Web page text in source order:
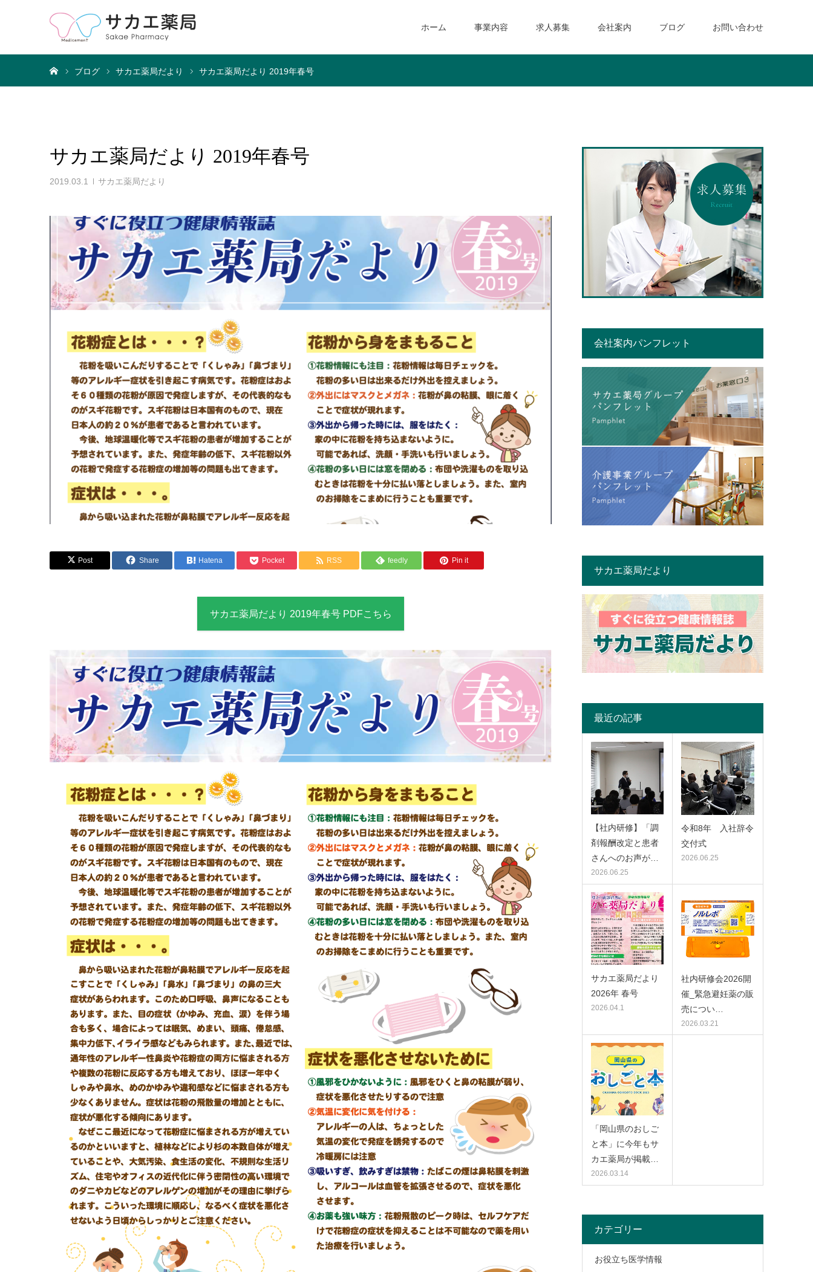
ホーム 事業内容 求人募集 会社案内 ブログ お問い合わせ
ブログ サカエ薬局だより サカエ薬局だより 2019年春号
サカエ薬局だより 2019年春号
2019.03.1 サカエ薬局だより
Post Share Hatena Pocket RSS feedly Pin it
サカエ薬局だより 2019年春号 PDFこちら
会社案内パンフレット
サカエ薬局だより
最近の記事
【社内研修】「調
剤報酬改定と患者
さんへのお声が…
2026.06.25
令和8年 入社辞令
交付式
2026.06.25
サカエ薬局だより
2026年 春号
2026.04.1
社内研修会2026開
催_緊急避妊薬の販
売につい…
2026.03.21
「岡山県のおしご
と本」に今年もサ
カエ薬局が掲載…
2026.03.14
カテゴリー
お役立ち医学情報